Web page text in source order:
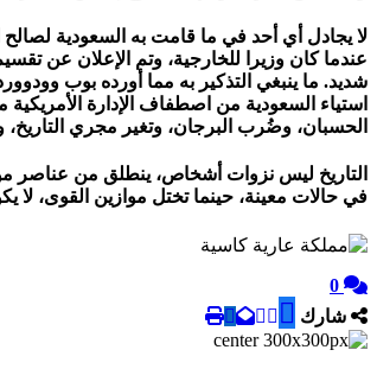
لا يجادل أي أحد في ما قامت به السعودية
عندما كان وزيرا للخارجية، وتم الإعلان عن
الحسبان، وضُرب البرجان، وتغير مجري التاريخ،
لتاريخ ليس نزوات أشخاص، ينطلق من عناصر
في حالات معينة، حينما تختل موازين القوى، لا
0
شارك